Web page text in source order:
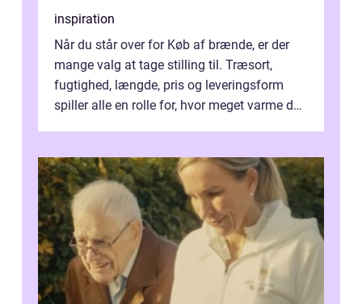
inspiration
Når du står over for Køb af brænde, er der
mange valg at tage stilling til. Træsort,
fugtighed, længde, pris og leveringsform
spiller alle en rolle for, hvor meget varme du